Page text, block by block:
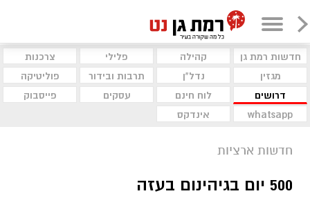
חדשות רמת גן קהילה פלילי
צרכנות
מגזין
נדל"ן תרבות ובידור
פוליטיקה
דרושים
לוח חינם עסקים
פייסבוק
whatsapp
אינדקס
חדשות ארציות
500 יום בגיהינום בעזה